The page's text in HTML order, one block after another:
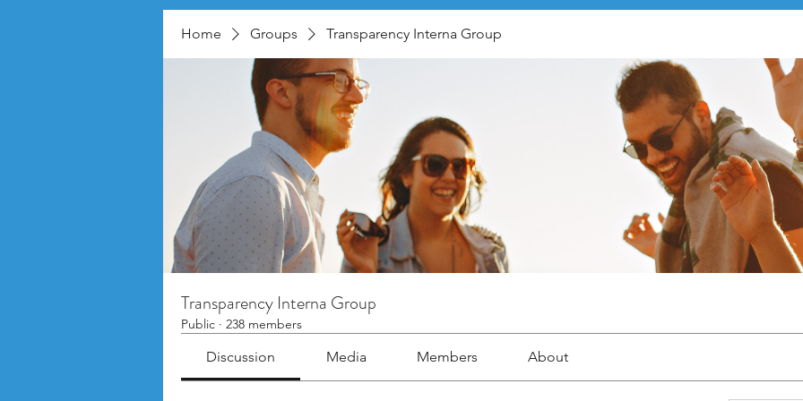
Home Groups Transparency Interna Group
Transparency Interna Group
Public · 238 members
Discussion Media Members About